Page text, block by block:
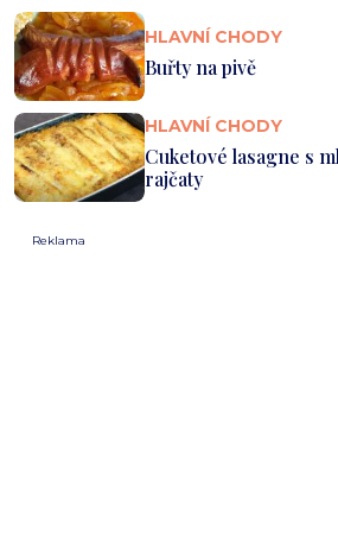
HLAVNÍ CHODY
Buřty na pivě
HLAVNÍ CHODY
Cuketové lasagne s
rajčaty
Reklama